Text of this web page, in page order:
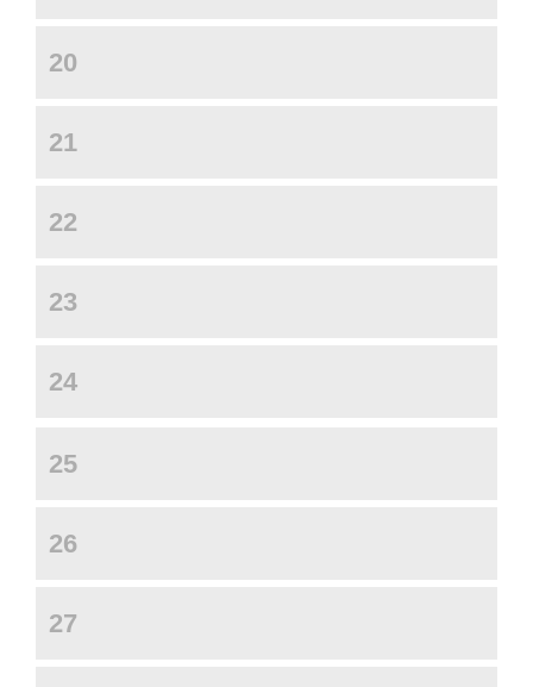
20
21
22
23
24
25
26
27